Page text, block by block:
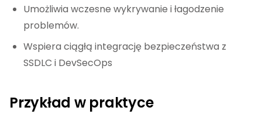
Umożliwia wczesne wykrywanie i łagodzenie
problemów.
Wspiera ciągłą integrację bezpieczeństwa z
SSDLC i DevSecOps
Przykład w praktyce